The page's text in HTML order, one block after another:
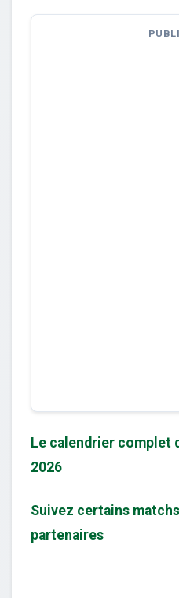
Le calendrier complet
2026
Suivez certains
partenaires